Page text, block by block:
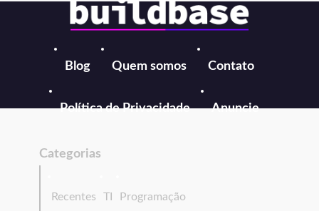
Blog Quem somos Contato
Política de Privacidade Anuncie
Categorias
Recentes TI Programação